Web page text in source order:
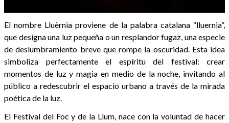
El nombre Lluèrnia proviene de la palabra catalana “lluernia”,
que designa una luz pequeña o un resplandor fugaz, una especie
de deslumbramiento breve que rompe la oscuridad. Esta idea
simboliza perfectamente el espíritu del festival: crear
momentos de luz y magia en medio de la noche, invitando al
público a redescubrir el espacio urbano a través de la mirada
poética de la luz.
El Festival del Foc y de la Llum, nace con la voluntad de hacer